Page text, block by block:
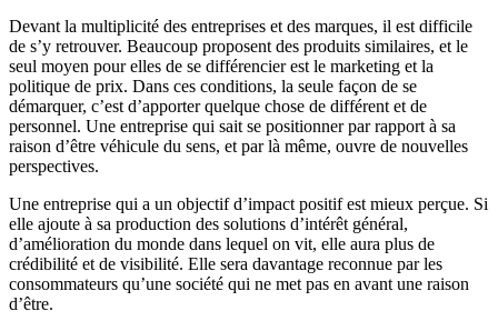
Devant la multiplicité des entreprises et des marques, il est difficile
de s’y retrouver. Beaucoup proposent des produits similaires, et le
seul moyen pour elles de se différencier est le marketing et la
politique de prix. Dans ces conditions, la seule façon de se
démarquer, c’est d’apporter quelque chose de différent et de
personnel. Une entreprise qui sait se positionner par rapport à sa
raison d’être véhicule du sens, et par là même, ouvre de nouvelles
perspectives.
Une entreprise qui a un objectif d’impact positif est mieux perçue. Si
elle ajoute à sa production des solutions d’intérêt général,
d’amélioration du monde dans lequel on vit, elle aura plus de
crédibilité et de visibilité. Elle sera davantage reconnue par les
consommateurs qu’une société qui ne met pas en avant une raison
d’être.